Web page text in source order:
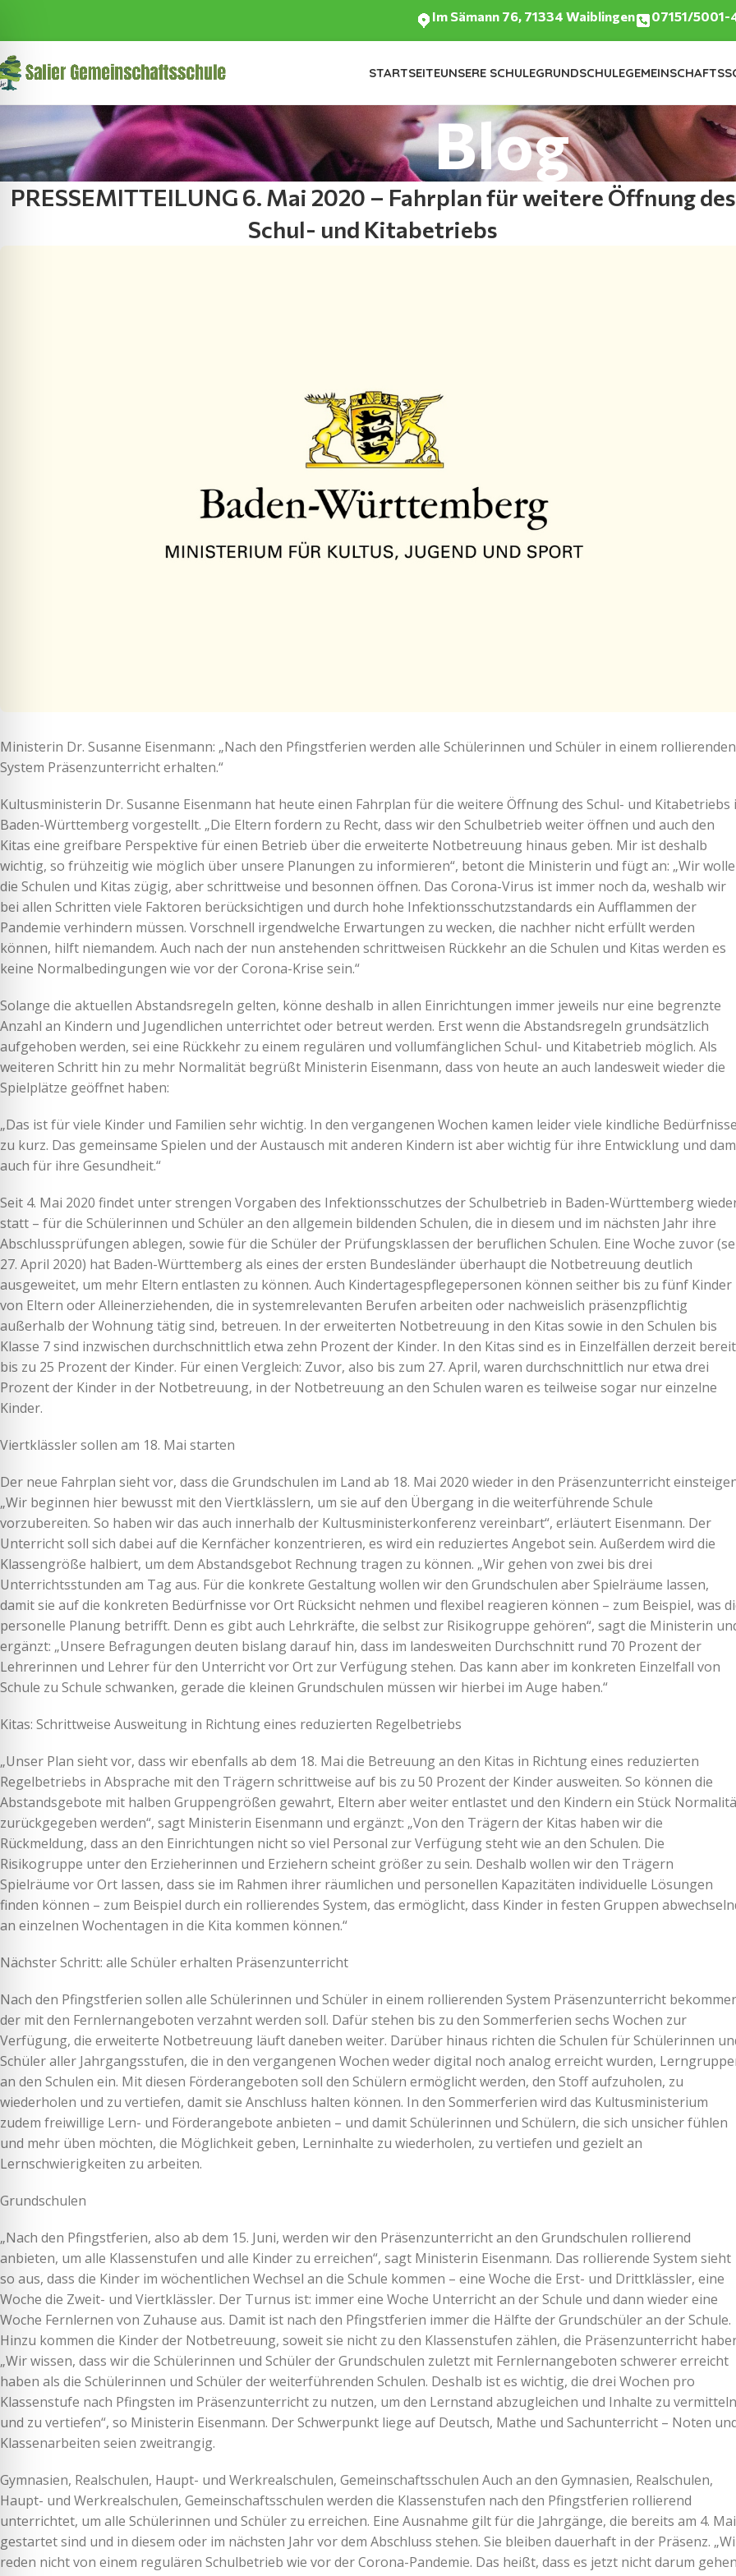
Im Sämann 76, 71334 Waiblingen 07151/5001-
STARTSEITEUNSERE SCHULEGRUNDSCHULE
Blog
PRESSEMITTEILUNG 6. Mai 2020 – Fahrplan für weitere Öffnung des
Schul- und Kitabetriebs
Ministerin Dr. Susanne Eisenmann: „Nach den Pfingstferien werden alle Schülerinnen und Schüler in einem rollierenden
System Präsenzunterricht erhalten.“
Kultusministerin Dr. Susanne Eisenmann hat heute einen Fahrplan für die weitere Öffnung des Schul- und Kitabetriebs
Baden-Württemberg vorgestellt. „Die Eltern fordern zu Recht, dass wir den Schulbetrieb weiter öffnen und auch den
Kitas eine greifbare Perspektive für einen Betrieb über die erweiterte Notbetreuung hinaus geben. Mir ist deshalb
wichtig, so frühzeitig wie möglich über unsere Planungen zu informieren“, betont die Ministerin und fügt an: „Wir
die Schulen und Kitas zügig, aber schrittweise und besonnen öffnen. Das Corona-Virus ist immer noch da, weshalb wir
bei allen Schritten viele Faktoren berücksichtigen und durch hohe Infektionsschutzstandards ein Aufflammen der
Pandemie verhindern müssen. Vorschnell irgendwelche Erwartungen zu wecken, die nachher nicht erfüllt werden
können, hilft niemandem. Auch nach der nun anstehenden schrittweisen Rückkehr an die Schulen und Kitas werden es
keine Normalbedingungen wie vor der Corona-Krise sein.“
Solange die aktuellen Abstandsregeln gelten, könne deshalb in allen Einrichtungen immer jeweils nur eine begrenzte
Anzahl an Kindern und Jugendlichen unterrichtet oder betreut werden. Erst wenn die Abstandsregeln grundsätzlich
aufgehoben werden, sei eine Rückkehr zu einem regulären und vollumfänglichen Schul- und Kitabetrieb möglich. Als
weiteren Schritt hin zu mehr Normalität begrüßt Ministerin Eisenmann, dass von heute an auch landesweit wieder die
Spielplätze geöffnet haben:
„Das ist für viele Kinder und Familien sehr wichtig. In den vergangenen Wochen kamen leider viele kindliche
zu kurz. Das gemeinsame Spielen und der Austausch mit anderen Kindern ist aber wichtig für ihre Entwicklung und
auch für ihre Gesundheit.“
Seit 4. Mai 2020 findet unter strengen Vorgaben des Infektionsschutzes der Schulbetrieb in Baden-Württemberg
statt – für die Schülerinnen und Schüler an den allgemein bildenden Schulen, die in diesem und im nächsten Jahr ihre
Abschlussprüfungen ablegen, sowie für die Schüler der Prüfungsklassen der beruflichen Schulen. Eine Woche zuvor
27. April 2020) hat Baden-Württemberg als eines der ersten Bundesländer überhaupt die Notbetreuung deutlich
ausgeweitet, um mehr Eltern entlasten zu können. Auch Kindertagespflegepersonen können seither bis zu fünf Kinder
von Eltern oder Alleinerziehenden, die in systemrelevanten Berufen arbeiten oder nachweislich präsenzpflichtig
außerhalb der Wohnung tätig sind, betreuen. In der erweiterten Notbetreuung in den Kitas sowie in den Schulen bis
Klasse 7 sind inzwischen durchschnittlich etwa zehn Prozent der Kinder. In den Kitas sind es in Einzelfällen derzeit
bis zu 25 Prozent der Kinder. Für einen Vergleich: Zuvor, also bis zum 27. April, waren durchschnittlich nur etwa drei
Prozent der Kinder in der Notbetreuung, in der Notbetreuung an den Schulen waren es teilweise sogar nur einzelne
Kinder.
Viertklässler sollen am 18. Mai starten
Der neue Fahrplan sieht vor, dass die Grundschulen im Land ab 18. Mai 2020 wieder in den Präsenzunterricht
„Wir beginnen hier bewusst mit den Viertklässlern, um sie auf den Übergang in die weiterführende Schule
vorzubereiten. So haben wir das auch innerhalb der Kultusministerkonferenz vereinbart“, erläutert Eisenmann. Der
Unterricht soll sich dabei auf die Kernfächer konzentrieren, es wird ein reduziertes Angebot sein. Außerdem wird die
Klassengröße halbiert, um dem Abstandsgebot Rechnung tragen zu können. „Wir gehen von zwei bis drei
Unterrichtsstunden am Tag aus. Für die konkrete Gestaltung wollen wir den Grundschulen aber Spielräume lassen,
damit sie auf die konkreten Bedürfnisse vor Ort Rücksicht nehmen und flexibel reagieren können – zum Beispiel, was
personelle Planung betrifft. Denn es gibt auch Lehrkräfte, die selbst zur Risikogruppe gehören“, sagt die Ministerin
ergänzt: „Unsere Befragungen deuten bislang darauf hin, dass im landesweiten Durchschnitt rund 70 Prozent der
Lehrerinnen und Lehrer für den Unterricht vor Ort zur Verfügung stehen. Das kann aber im konkreten Einzelfall von
Schule zu Schule schwanken, gerade die kleinen Grundschulen müssen wir hierbei im Auge haben.“
Kitas: Schrittweise Ausweitung in Richtung eines reduzierten Regelbetriebs
„Unser Plan sieht vor, dass wir ebenfalls ab dem 18. Mai die Betreuung an den Kitas in Richtung eines reduzierten
Regelbetriebs in Absprache mit den Trägern schrittweise auf bis zu 50 Prozent der Kinder ausweiten. So können die
Abstandsgebote mit halben Gruppengrößen gewahrt, Eltern aber weiter entlastet und den Kindern ein Stück
zurückgegeben werden“, sagt Ministerin Eisenmann und ergänzt: „Von den Trägern der Kitas haben wir die
Rückmeldung, dass an den Einrichtungen nicht so viel Personal zur Verfügung steht wie an den Schulen. Die
Risikogruppe unter den Erzieherinnen und Erziehern scheint größer zu sein. Deshalb wollen wir den Trägern
Spielräume vor Ort lassen, dass sie im Rahmen ihrer räumlichen und personellen Kapazitäten individuelle Lösungen
finden können – zum Beispiel durch ein rollierendes System, das ermöglicht, dass Kinder in festen Gruppen
an einzelnen Wochentagen in die Kita kommen können.“
Nächster Schritt: alle Schüler erhalten Präsenzunterricht
Nach den Pfingstferien sollen alle Schülerinnen und Schüler in einem rollierenden System Präsenzunterricht
der mit den Fernlernangeboten verzahnt werden soll. Dafür stehen bis zu den Sommerferien sechs Wochen zur
Verfügung, die erweiterte Notbetreuung läuft daneben weiter. Darüber hinaus richten die Schulen für Schülerinnen
Schüler aller Jahrgangsstufen, die in den vergangenen Wochen weder digital noch analog erreicht wurden,
an den Schulen ein. Mit diesen Förderangeboten soll den Schülern ermöglicht werden, den Stoff aufzuholen, zu
wiederholen und zu vertiefen, damit sie Anschluss halten können. In den Sommerferien wird das Kultusministerium
zudem freiwillige Lern- und Förderangebote anbieten – und damit Schülerinnen und Schülern, die sich unsicher fühlen
und mehr üben möchten, die Möglichkeit geben, Lerninhalte zu wiederholen, zu vertiefen und gezielt an
Lernschwierigkeiten zu arbeiten.
Grundschulen
„Nach den Pfingstferien, also ab dem 15. Juni, werden wir den Präsenzunterricht an den Grundschulen rollierend
anbieten, um alle Klassenstufen und alle Kinder zu erreichen“, sagt Ministerin Eisenmann. Das rollierende System sieht
so aus, dass die Kinder im wöchentlichen Wechsel an die Schule kommen – eine Woche die Erst- und Drittklässler, eine
Woche die Zweit- und Viertklässler. Der Turnus ist: immer eine Woche Unterricht an der Schule und dann wieder eine
Woche Fernlernen von Zuhause aus. Damit ist nach den Pfingstferien immer die Hälfte der Grundschüler an der Schule.
Hinzu kommen die Kinder der Notbetreuung, soweit sie nicht zu den Klassenstufen zählen, die Präsenzunterricht
„Wir wissen, dass wir die Schülerinnen und Schüler der Grundschulen zuletzt mit Fernlernangeboten schwerer erreicht
haben als die Schülerinnen und Schüler der weiterführenden Schulen. Deshalb ist es wichtig, die drei Wochen pro
Klassenstufe nach Pfingsten im Präsenzunterricht zu nutzen, um den Lernstand abzugleichen und Inhalte zu vermitteln
und zu vertiefen“, so Ministerin Eisenmann. Der Schwerpunkt liege auf Deutsch, Mathe und Sachunterricht – Noten
Klassenarbeiten seien zweitrangig.
Gymnasien, Realschulen, Haupt- und Werkrealschulen, Gemeinschaftsschulen Auch an den Gymnasien, Realschulen,
Haupt- und Werkrealschulen, Gemeinschaftsschulen werden die Klassenstufen nach den Pfingstferien rollierend
unterrichtet, um alle Schülerinnen und Schüler zu erreichen. Eine Ausnahme gilt für die Jahrgänge, die bereits am 4. Mai
gestartet sind und in diesem oder im nächsten Jahr vor dem Abschluss stehen. Sie bleiben dauerhaft in der Präsenz.
reden nicht von einem regulären Schulbetrieb wie vor der Corona-Pandemie. Das heißt, dass es jetzt nicht darum gehen